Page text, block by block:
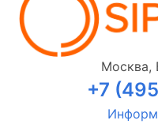
Москва,
+7